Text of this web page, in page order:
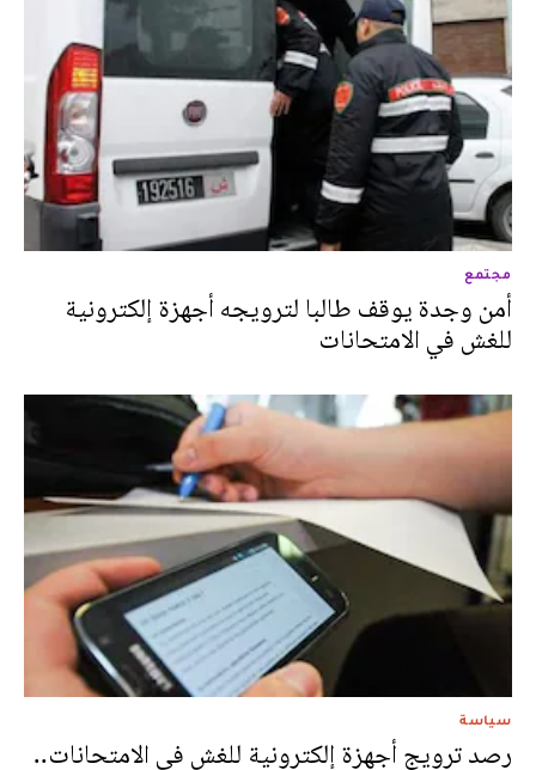
مجتمع
أمن وجدة يوقف طالبا لترويجه أجهزة إلكترونية
للغش في الامتحانات
سياسة
رصد ترويج أجهزة إلكترونية للغش في الامتحانات..